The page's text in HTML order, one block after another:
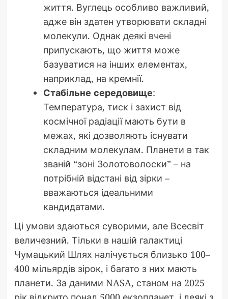
життя. Вуглець особливо важливий,
адже він здатен утворювати складні
молекули. Однак деякі вчені
припускають, що життя може
базуватися на інших елементах,
наприклад, на кремнії.
Стабільне середовище:
Температура, тиск і захист від
космічної радіації мають бути в
межах, які дозволяють існувати
складним молекулам. Планети в так
званій “зоні Золотоволоски” – на
потрібній відстані від зірки –
вважаються ідеальними
кандидатами.
Ці умови здаються суворими, але Всесвіт
величезний. Тільки в нашій галактиці
Чумацький Шлях налічується близько 100–
400 мільярдів зірок, і багато з них мають
планети. За даними NASA, станом на 2025